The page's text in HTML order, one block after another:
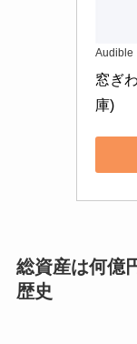
Audible
窓ぎ
庫)
総資産は何億
歴史